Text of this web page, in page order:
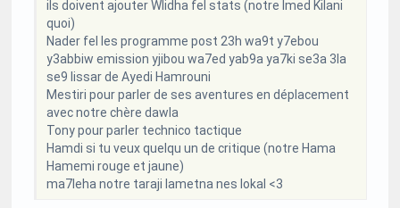
ils doivent ajouter Wlidha fel stats (notre Imed Kilani
quoi)
Nader fel les programme post 23h wa9t y7ebou
y3abbiw emission yjibou wa7ed yab9a ya7ki se3a 3la
se9 lissar de Ayedi Hamrouni
Mestiri pour parler de ses aventures en déplacement
avec notre chère dawla
Tony pour parler technico tactique
Hamdi si tu veux quelqu un de critique (notre Hama
Hamemi rouge et jaune)
ma7leha notre taraji lametna nes lokal <3